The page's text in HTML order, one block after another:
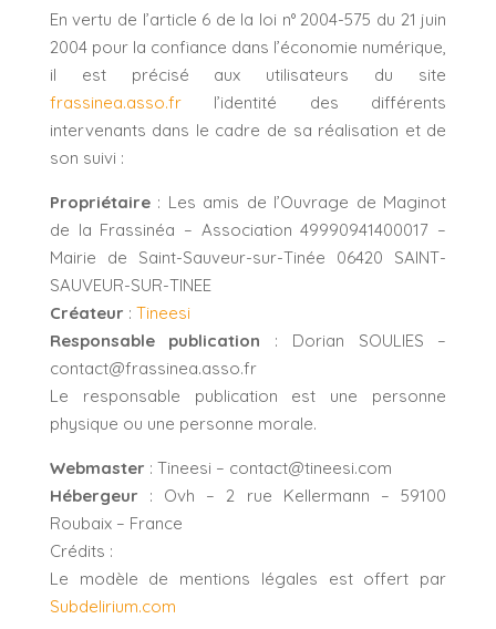
En vertu de l’article 6 de la loi n° 2004-575 du 21 juin
2004 pour la confiance dans l’économie numérique,
il est précisé aux utilisateurs du site
frassinea.asso.frl’identité des différents
intervenants dans le cadre de sa réalisation et de
son suivi :
Propriétaire: Les amis de l’Ouvrage de Maginot
de la Frassinéa – Association 49990941400017 –
Mairie de Saint-Sauveur-sur-Tinée 06420 SAINT-
SAUVEUR-SUR-TINEE
Créateur : Tineesi
Responsable publication : Dorian SOULIES –
contact@frassinea.asso.fr
Le responsable publication est une personne
physique ou une personne morale.
Webmaster : Tineesi – contact@tineesi.com
Hébergeur : Ovh – 2 rue Kellermann – 59100
Roubaix – France
Crédits :
Le modèle de mentions légales est offert par
Subdelirium.com